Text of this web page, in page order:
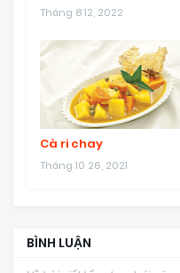
Tháng 8 12, 2022
Cà ri chay
Tháng 10 26, 2021
BÌNH LUẬN